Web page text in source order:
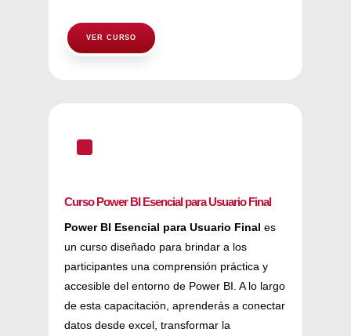
VER CURSO
^
Curso Power BI Esencial para Usuario Final
Power BI Esencial para Usuario Final es
un curso diseñado para brindar a los
participantes una comprensión práctica y
accesible del entorno de Power BI. A lo largo
de esta capacitación, aprenderás a conectar
datos desde excel, transformar la